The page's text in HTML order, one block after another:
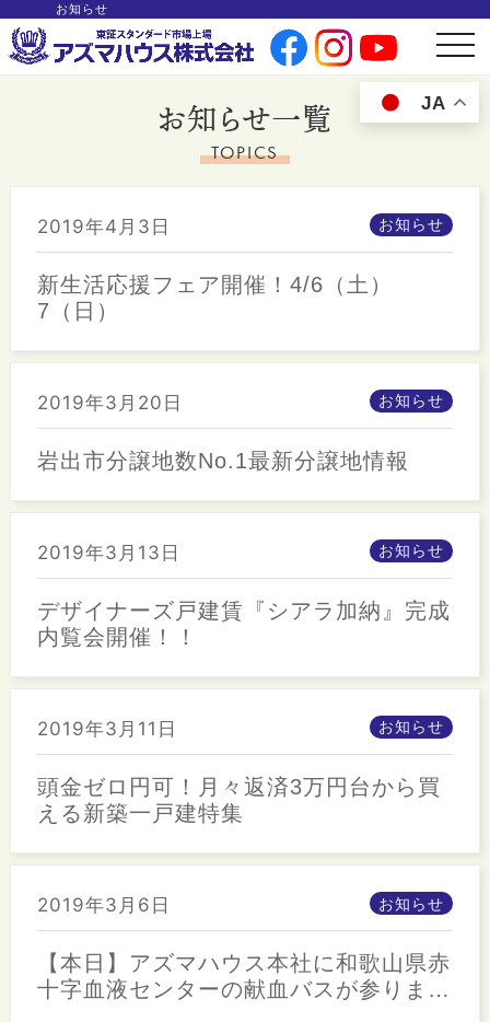
お知らせ
t
o
g
l
JA
お知らせ一覧
TOPICS
2019年4月3日 お知らせ
新生活応援フェア開催！4/6（土）
7（日）
2019年3月20日 お知らせ
岩出市分譲地数No.1最新分譲地情報
2019年3月13日 お知らせ
デザイナーズ戸建賃『シアラ加納』完成
内覧会開催！！
2019年3月11日 お知らせ
頭金ゼロ円可！月々返済3万円台から買
える新築一戸建特集
2019年3月6日 お知らせ
【本日】アズマハウス本社に和歌山県赤
十字血液センターの献血バスが参りま